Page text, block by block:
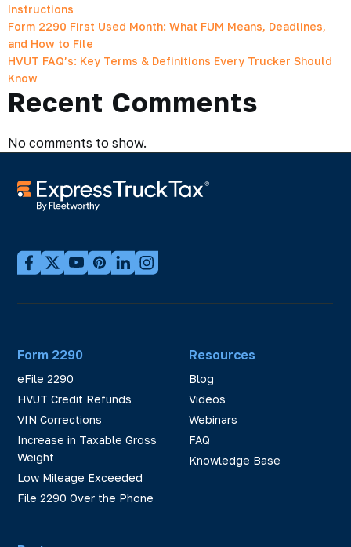
Instructions
Form 2290 First Used Month: What FUM Means, Deadlines,
and How to File
HVUT FAQ’s: Key Terms & Definitions Every Trucker Should
Know
Recent Comments
No comments to show.
Form 2290
eFile 2290
HVUT Credit Refunds
VIN Corrections
Increase in Taxable Gross
Weight
Low Mileage Exceeded
File 2290 Over the Phone
Resources
Blog
Videos
Webinars
FAQ
Knowledge Base